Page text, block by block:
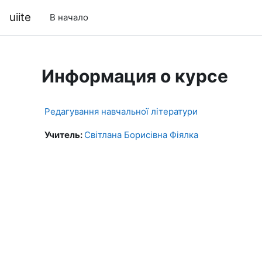
uiite В начало
Информация о курсе
Редагування навчальної літератури
Учитель: Світлана Борисівна Фіялка